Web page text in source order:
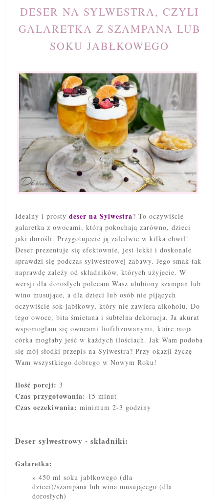
DESER NA SYLWESTRA, CZYLI
GALARETKA Z SZAMPANA LUB
SOKU JABŁKOWEGO
Idealny i prosty deser na Sylwestra? To oczywiście
galaretka z owocami, którą pokochają zarówno, dzieci
jaki dorośli. Przygotujecie ją zaledwie w kilka chwil!
Deser prezentuje się efektownie, jest lekki i doskonale
sprawdzi się podczas sylwestrowej zabawy. Jego smak tak
naprawdę zależy od składników, których użyjecie. W
wersji dla dorosłych polecam Wasz ulubiony szampan lub
wino musujące, a dla dzieci lub osób nie pijących
oczywiście sok jabłkowy, który nie zawiera alkoholu. Do
tego owoce, bita śmietana i subtelna dekoracja. Ja akurat
wspomogłam się owocami liofilizowanymi, które moja
córka mogłaby jeść w każdych ilościach. Jak Wam podoba
się mój słodki przepis na Sylwestra? Przy okazji życzę
Wam wszystkiego dobrego w Nowym Roku!
Ilość porcji: 3
Czas przygotowania: 15 minut
Czas oczekiwania: minimum 2-3 godziny
Deser sylwestrowy - składniki:
Galaretka:
450 ml soku jabłkowego (dla
dzieci)/szampana lub wina musującego (dla
dorosłych)